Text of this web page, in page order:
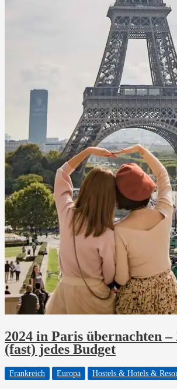
2024 in Paris übernachten
(fast) jedes Budget
Frankreich Europa Hostels & Hotels &